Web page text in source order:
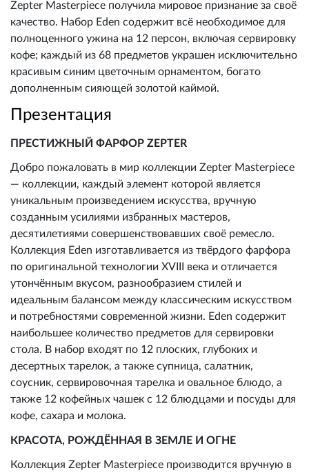
Zepter Masterpiece получила мировое признание за своё
качество. Набор Eden содержит всё необходимое для
полноценного ужина на 12 персон, включая сервировку
кофе; каждый из 68 предметов украшен исключительно
красивым синим цветочным орнаментом, богато
дополненным сияющей золотой каймой.
Презентация
ПРЕСТИЖНЫЙ ФАРФОР ZEPTER
Добро пожаловать в мир коллекции Zepter Masterpiece
— коллекции, каждый элемент которой является
уникальным произведением искусства, вручную
созданным усилиями избранных мастеров,
десятилетиями совершенствовавших своё ремесло.
Коллекция Eden изготавливается из твёрдого фарфора
по оригинальной технологии XVIII века и отличается
утончённым вкусом, разнообразием стилей и
идеальным балансом между классическим искусством
и потребностями современной жизни. Eden содержит
наибольшее количество предметов для сервировки
стола. В набор входят по 12 плоских, глубоких и
десертных тарелок, а также супница, салатник,
соусник, сервировочная тарелка и овальное блюдо, а
также 12 кофейных чашек с 12 блюдцами и посуды для
кофе, сахара и молока.
КРАСОТА, РОЖДЁННАЯ В ЗЕМЛЕ И ОГНЕ
Коллекция Zepter Masterpiece производится вручную в